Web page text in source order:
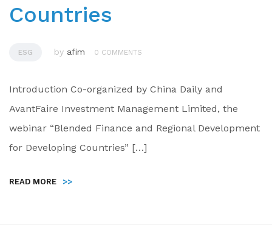
Countries
ESG by afim 0 COMMENTS
Introduction Co-organized by China Daily and
AvantFaire Investment Management Limited, the
webinar “Blended Finance and Regional Development
for Developing Countries” […]
READ MORE >>